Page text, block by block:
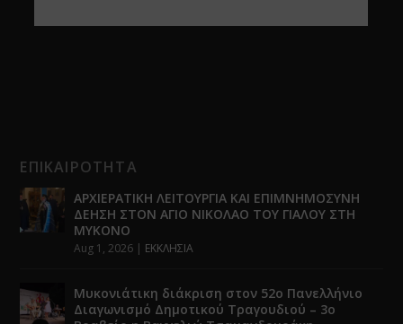
ΕΠΙΚΑΙΡΟΤΗΤΑ
ΑΡΧΙΕΡΑΤΙΚΗ ΛΕΙΤΟΥΡΓΙΑ ΚΑΙ ΕΠΙΜΝΗΜΟΣΥΝΗ
ΔΕΗΣΗ ΣΤΟΝ ΑΓΙΟ ΝΙΚΟΛΑΟ ΤΟΥ ΓΙΑΛΟΥ ΣΤΗ
ΜΥΚΟΝΟ
Aug 1, 2026 ΕΚΚΛΗΣΙΑ
Μυκονιάτικη διάκριση στον 52ο Πανελλήνιο
Διαγωνισμό Δημοτικού Τραγουδιού – 3ο